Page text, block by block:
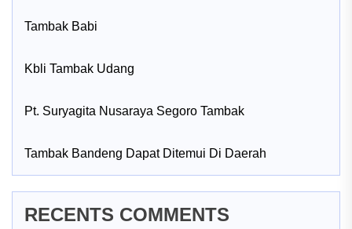
Tambak Babi
Kbli Tambak Udang
Pt. Suryagita Nusaraya Segoro Tambak
Tambak Bandeng Dapat Ditemui Di Daerah
RECENTS COMMENTS